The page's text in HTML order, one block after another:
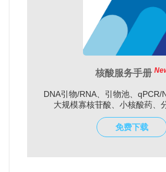
核酸服务手册
DNA引物/RNA、引物池、qPCR/
大规模寡核苷酸、小核酸药、
免费下载